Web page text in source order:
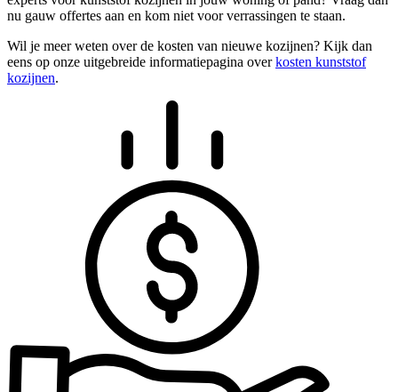
nu gauw offertes aan en kom niet voor verrassingen te staan.
Wil je meer weten over de kosten van nieuwe kozijnen? Kijk dan
eens op onze uitgebreide informatiepagina overkosten kunststof
kozijnen.